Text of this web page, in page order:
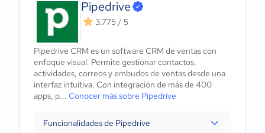
Pipedrive
3.775 / 5
Pipedrive CRM es un software CRM de ventas con
enfoque visual. Permite gestionar contactos,
actividades, correos y embudos de ventas desde una
interfaz intuitiva. Con integración de más de 400
apps, p... Conocer más sobre Pipedrive
Funcionalidades de Pipedrive